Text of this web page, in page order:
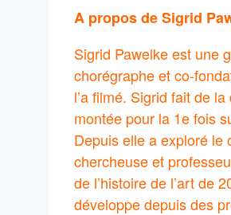
A propos de Sigrid
Sigrid Pawelke est une
chorégraphe et co-
l’a filmé. Sigrid fait de
montée pour la 1e fois
Depuis elle a exploré le
chercheuse et
de l’histoire de l’art de
développe depuis des